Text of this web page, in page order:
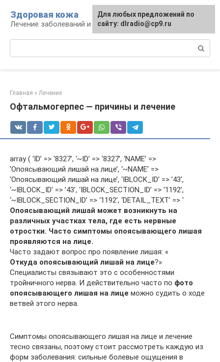
контенту
Здоровая кожа
Лечение заболеваний и уход за кожей
Главная » Лечение
Офтальмогерпес — причины и лечение
array ( ‘ID’ => ‘8327’, ‘~ID’ => ‘8327’, ‘NAME’ =>
‘Опоясывающий лишай на лице’, ‘~NAME’ =>
‘Опоясывающий лишай на лице’, ‘IBLOCK_ID’ => ’43’,
‘~IBLOCK_ID’ => ’43’, ‘IBLOCK_SECTION_ID’ => ‘1192’,
‘~IBLOCK_SECTION_ID’ => ‘1192’, ‘DETAIL_TEXT’ => ‘
Опоясывающий лишай может возникнуть на
различных участках тела, где есть нервные
отростки. Часто симптомы опоясывающего лишая
проявляются на лице.
Часто задают вопрос про появление лишая: «
Откуда опоясывающий лишай на лице?»
Специалисты связывают это с особенностями
тройничного нерва. И действительно часто по фото
опоясывающего лишая на лице можно судить о ходе
ветвей этого нерва.
Симптомы опоясывающего лишая на лице и лечение
тесно связаны, поэтому стоит рассмотреть каждую из
форм заболевания: сильные болевые ощущения в
Для любых предложений по
сайту: dlradio@cp9.ru